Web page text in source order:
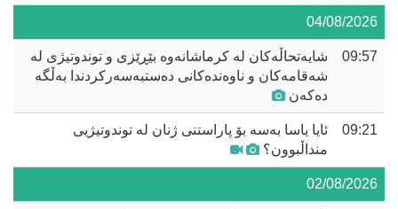
04/08/2026
09:57
شایەتحاڵەکان لە کرماشانەوە بێڕێزی و توندوتیژی لە
شەقامەکان و ناوەندەکانی دەستبەسەرکردندا بەڵگە
دەکەن
09:21
ئایا یاسا بەسە بۆ پاراستنی ژنان لە توندوتیژیی
منداڵبوون؟
02/08/2026